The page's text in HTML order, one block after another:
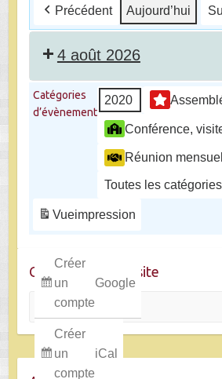
Précédent Aujourd’hui
4 août 2026
Catégories
d’évènement
2020
Conférence,
Réunion
Toutes les catégories
Créer
un
compte
Google
Créer
un
compte
iCal
Vueimpression
Chercher dans le site
Rechercher